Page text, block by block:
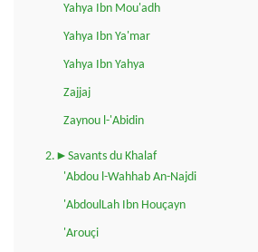
Yahya Ibn Mou'adh
Yahya Ibn Ya'mar
Yahya Ibn Yahya
Zajjaj
Zaynou l-'Abidin
2.►Savants du Khalaf
'Abdou l-Wahhab An-Najdi
'AbdoulLah Ibn Houçayn
'Arouçi